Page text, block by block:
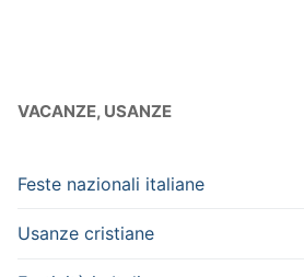
VACANZE, USANZE
Feste nazionali italiane
Usanze cristiane